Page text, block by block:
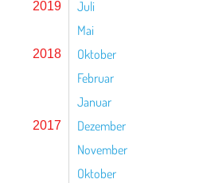
2019
Juli
Mai
2018
Oktober
Februar
Januar
2017
Dezember
November
Oktober